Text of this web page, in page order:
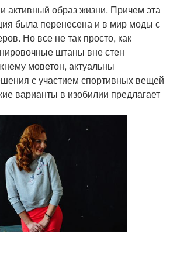
активный образ жизни. Причем эта
была перенесена и в мир моды с
Но все не так просто, как
штаны вне стен
моветон, актуальны
с участием спортивных вещей
варианты в изобилии предлагает